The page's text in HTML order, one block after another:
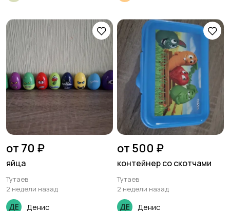
от 70 ₽
яйца
Тутаев
2 недели назад
Денис
от 500 ₽
контейнер со скотчами
Тутаев
2 недели назад
Денис